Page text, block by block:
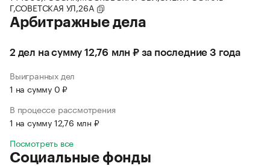
Г,СОВЕТСКАЯ УЛ,26А
Арбитражные дела
2 дел на сумму 12,76 млн ₽ за последние 3 года
Выигранных дел
1 на сумму 0 ₽
В процессе рассмотрения
1 на сумму 12,76 млн ₽
Посмотреть все
Социальные фонды